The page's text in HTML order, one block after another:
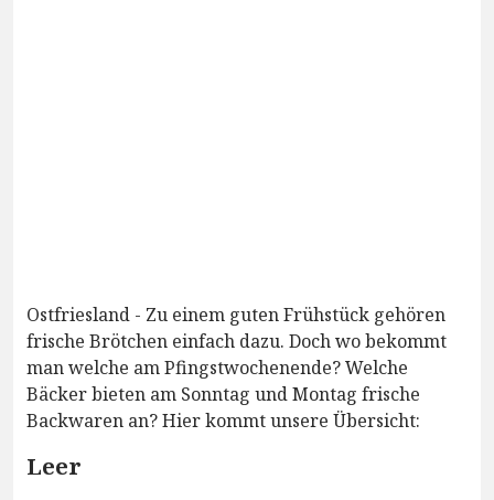
Ostfriesland - Zu einem guten Frühstück gehören
frische Brötchen einfach dazu. Doch wo bekommt
man welche am Pfingstwochenende? Welche
Bäcker bieten am Sonntag und Montag frische
Backwaren an? Hier kommt unsere Übersicht:
Leer